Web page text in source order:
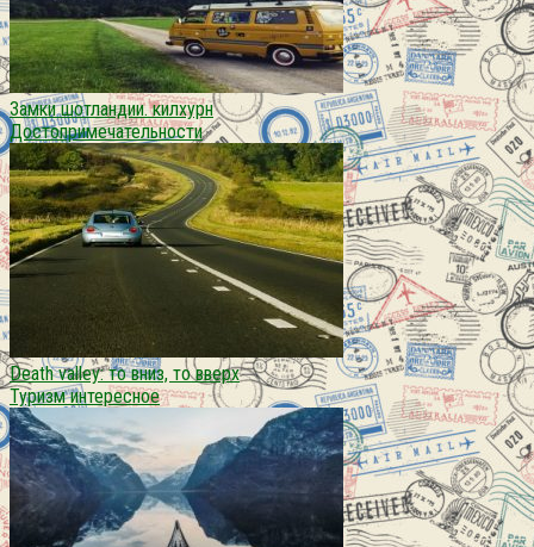
Замки шотландии. килхурн
Достопримечательности
Death valley: то вниз, то вверх
Туризм интересное